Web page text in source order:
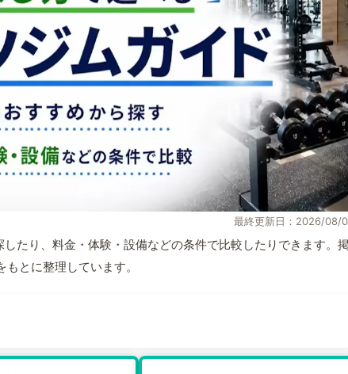
最終更新日：2026/08/
たり、料金・体験・設備などの条件で比較したりできます。
とに整理しています。